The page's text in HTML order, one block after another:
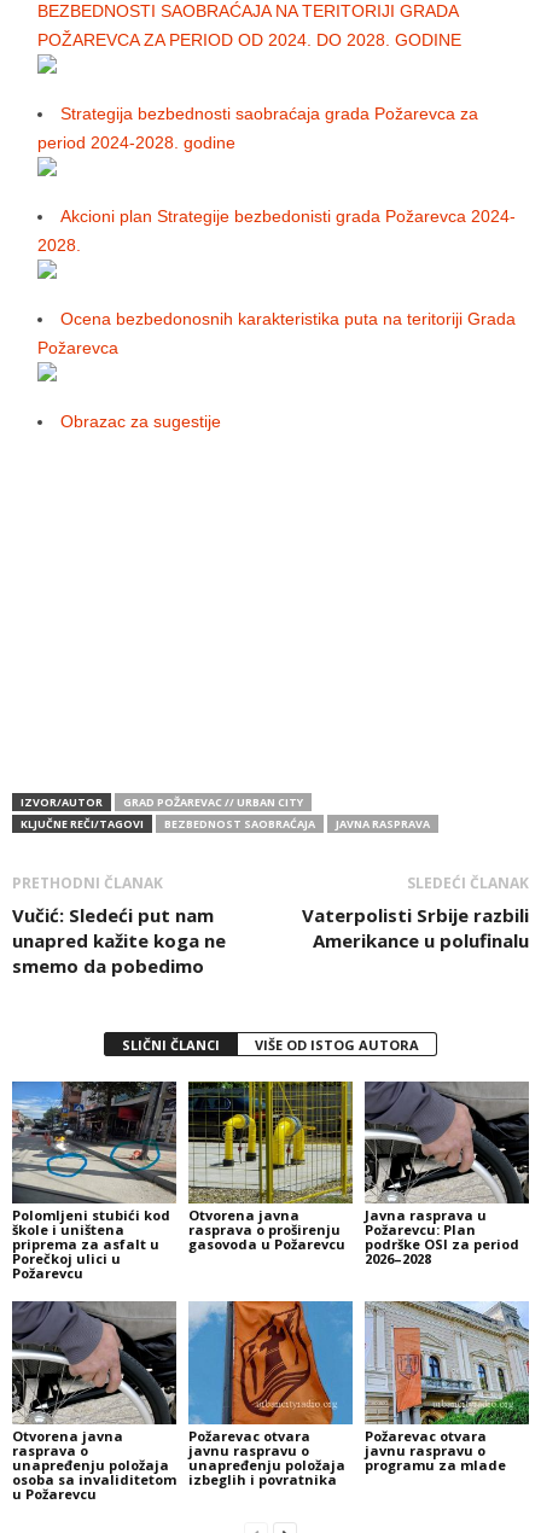
BЕZBЕDNOSTI SAOBRAĆAJA NA TЕRITORIJI GRADA
POŽARЕVCA ZA PЕRIOD OD 2024. DO 2028. GODINЕ
Strategija bezbednosti saobraćaja grada Požarevca za
period 2024-2028. godine
Akcioni plan Strategije bezbedonisti grada Požarevca 2024-
2028.
Ocena bezbedonosnih karakteristika puta na teritoriji Grada
Požarevca
Obrazac za sugestije
IZVOR/AUTOR
GRAD POŽAREVAC // URBAN CITY
KLJUČNE REČI/TAGOVI
BEZBEDNOST SAOBRAĆAJA JAVNA RASPRAVA
PRETHODNI ČLANAK
Vučić: Sledeći put nam
unapred kažite koga ne
smemo da pobedimo
SLEDEĆI ČLANAK
Vaterpolisti Srbije razbili
Amerikance u polufinalu
SLIČNI ČLANCI VIŠE OD ISTOG AUTORA
Polomljeni stubići kod
škole i uništena
priprema za asfalt u
Porečkoj ulici u
Požarevcu
Otvorena javna
rasprava o proširenju
gasovoda u Požarevcu
Javna rasprava u
Požarevcu: Plan
podrške OSI za period
2026–2028
Otvorena javna
rasprava o
unapređenju položaja
osoba sa invaliditetom
u Požarevcu
Požarevac otvara
javnu raspravu o
unapređenju položaja
izbeglih i povratnika
Požarevac otvara
javnu raspravu o
programu za mlade